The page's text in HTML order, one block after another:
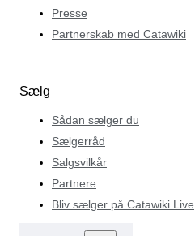
Presse
Partnerskab med Catawiki
Sælg
Sådan sælger du
Sælgerråd
Salgsvilkår
Partnere
Bliv sælger på Catawiki Live